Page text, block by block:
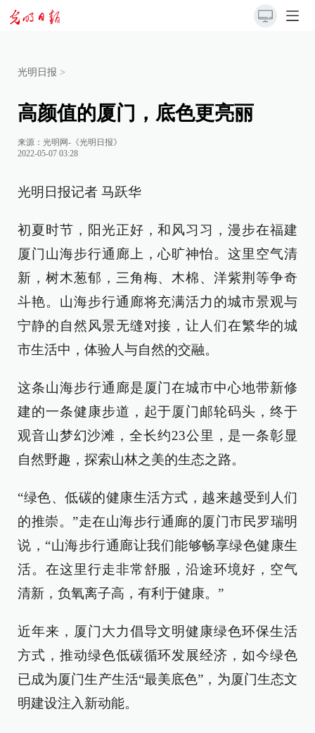
光明日报 >
高颜值的厦门，底色更亮丽
来源： 光明网-《光明日报》
2022-05-07 03:28
光明日报记者 马跃华
初夏时节，阳光正好，和风习习，漫步在福建
厦门山海步行通廊上，心旷神怡。这里空气清
新，树木葱郁，三角梅、木棉、洋紫荆等争奇
斗艳。山海步行通廊将充满活力的城市景观与
宁静的自然风景无缝对接，让人们在繁华的城
市生活中，体验人与自然的交融。
这条山海步行通廊是厦门在城市中心地带新修
建的一条健康步道，起于厦门邮轮码头，终于
观音山梦幻沙滩，全长约23公里，是一条彰显
自然野趣，探索山林之美的生态之路。
“绿色、低碳的健康生活方式，越来越受到人们
的推崇。”走在山海步行通廊的厦门市民罗瑞明
说，“山海步行通廊让我们能够畅享绿色健康生
活。在这里行走非常舒服，沿途环境好，空气
清新，负氧离子高，有利于健康。”
近年来，厦门大力倡导文明健康绿色环保生活
方式，推动绿色低碳循环发展经济，如今绿色
已成为厦门生产生活“最美底色”，为厦门生态文
明建设注入新动能。